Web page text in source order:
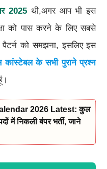
2025थी,अगर आप भी इस
को पास करने के लिए सबसे
को समझना, इसलिए इस
कांस्टेबल के सभी पुराने प्रश्न
2026 Latest: कुल
में निकली बंपर भर्ती, जाने